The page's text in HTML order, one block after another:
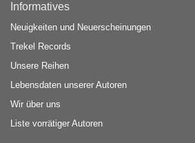
Informatives
Neuigkeiten und Neuerscheinungen
Trekel Records
Unsere Reihen
Lebensdaten unserer Autoren
Wir über uns
Liste vorrätiger Autoren